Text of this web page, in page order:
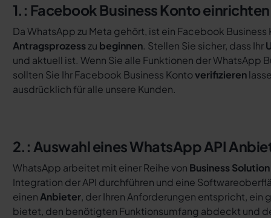
1.: Facebook Business Konto einrichten
Da WhatsApp zu Meta gehört, ist ein Facebook
Antragsprozesszu beginnen. Stellen Sie sicher, dass Ihr
und aktuell ist. Wenn Sie alle Funktionen der WhatsApp
sollten Sie Ihr Facebook Business Kontoverifizieren
ausdrücklich für alle unsere Kunden.
2.: Auswahl eines WhatsApp API
WhatsApp arbeitet mit einer Reihe von Business
Integration der API durchführen und eine
einen Anbieter, der Ihren Anforderungen entspricht, ein
bietet, den benötigten Funktionsumfang abdeckt und